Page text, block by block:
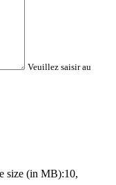
Veuillez saisir au
size (in MB):10,